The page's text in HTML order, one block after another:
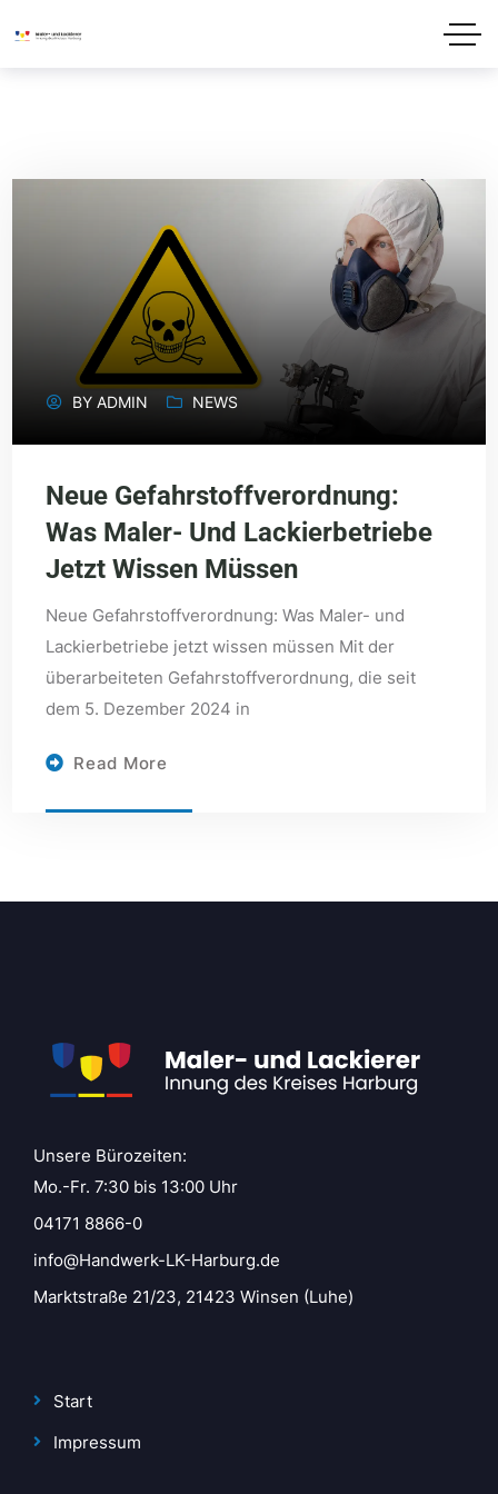
BYADMIN NEWS
Neue Gefahrstoffverordnung:
Was Maler- Und Lackierbetriebe
Jetzt Wissen Müssen
Neue Gefahrstoffverordnung: Was Maler- und
Lackierbetriebe jetzt wissen müssen Mit der
überarbeiteten Gefahrstoffverordnung, die seit
dem 5. Dezember 2024 in
Read More
Unsere Bürozeiten:
Mo.-Fr. 7:30 bis 13:00 Uhr
04171 8866-0
info@Handwerk-LK-Harburg.de
Marktstraße 21/23, 21423 Winsen (Luhe)
Start
Impressum